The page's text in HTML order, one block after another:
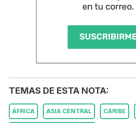
TEMAS DE ESTA NOTA:
ÁFRICA ASIA CENTRAL CARIBE